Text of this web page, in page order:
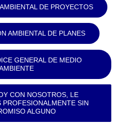
DE PROYECTOS
AMBIENTAL DE PLANES
GENERAL DE MEDIO
CON NOSOTROS, LE
PROFESIONALMENTE SIN
ALGUNO